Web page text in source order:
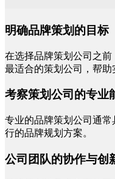
明确品牌策划的目标
在选择品牌策划公司之
最适合的策划公司，帮助
考察策划公司的专业
专业的品牌策划公司通
行的品牌规划方案。
公司团队的协作与创